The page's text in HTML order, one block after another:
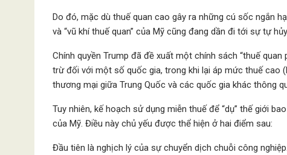
Do đó, mặc dù thuế quan cao gây ra những cú sốc ngắn
và “vũ khí thuế quan” của Mỹ cũng đang dần đi tới sự tự
Chính quyền Trump đã đề xuất một chính sách “thuế
trừ đối với một số quốc gia, trong khi lại áp mức thuế cao
thương mại giữa Trung Quốc và các quốc gia khác thông
Tuy nhiên, kế hoạch sử dụng miễn thuế để “dụ” thế giới
của Mỹ. Điều này chủ yếu được thể hiện ở hai điểm sau:
Đầu tiên là nghịch lý của sự chuyển dịch chuỗi công